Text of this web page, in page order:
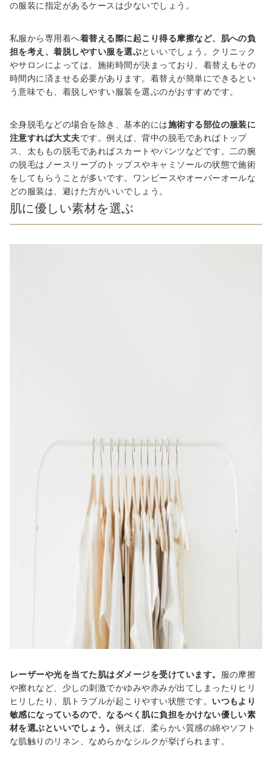
の服装に指定があるケースは少ないでしょう。
私服から専用着へ着替える際に起こり得る摩擦など、肌への負
担を考え、着脱しやすい服を選ぶといいでしょう。クリニック
やサロンによっては、施術時間が決まっており、着替えもその
時間内に済ませる必要があります。着替えが簡単にできるとい
う意味でも、着脱しやすい服装を選ぶのがおすすめです。
全身脱毛などの場合を除き、基本的には施術する部位の服装に
注意すれば大丈夫です。例えば、背中の脱毛であればトップ
ス、太ももの脱毛であればスカートやパンツなどです。二の腕
の脱毛はノースリーブのトップスやキャミソールの状態で施術
をしてもらうことが多いです。ワンピースやオーバーオールな
どの服装は、避けた方がいいでしょう。
肌に優しい素材を選ぶ
レーザーや光を当てた肌はダメージを受けています。 服の摩擦
や擦れなど、少しの刺激でかゆみや赤みが出てしまったりヒリ
ヒリしたり、肌トラブルが起こりやすい状態です。 いつもより
敏感になっているので、なるべく肌に負担をかけない優しい素
材を選ぶといいでしょう。 例えば、柔らかい質感の綿やソフト
な肌触りのリネン、なめらかなシルクが挙げられます。